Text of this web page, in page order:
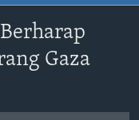
Gaza